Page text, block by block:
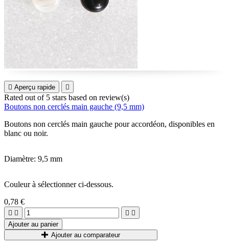
 Aperçu rapide 
Rated out of 5 stars based on review(s)
Boutons non cerclés main gauche (9,5 mm)
Boutons non cerclés main gauche pour accordéon, disponibles en
blanc ou noir.
Diamètre: 9,5 mm
Couleur à sélectionner ci-dessous.
0,78 €
   
Ajouter au panier
Ajouter au comparateur